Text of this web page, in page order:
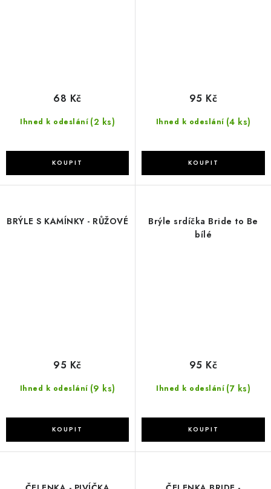
Ihned k odeslání (2 ks)
68 Kč
Ihned k odeslání (4 ks)
95 Kč
BRÝLE S KAMÍNKY - RŮŽOVÉ
Ihned k odeslání (9 ks)
95 Kč
Brýle srdíčka Bride to Be
bílé
Ihned k odeslání (7 ks)
95 Kč